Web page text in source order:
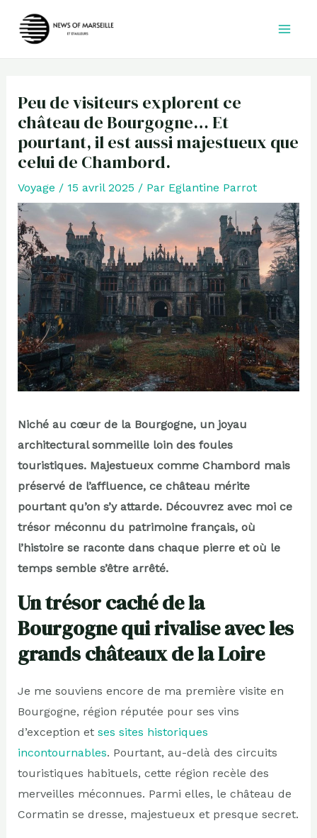
Peu de visiteurs explorent ce
château de Bourgogne… Et
pourtant, il est aussi majestueux que
celui de Chambord.
Voyage / 15 avril 2025 / Par Eglantine Parrot
Niché au cœur de la Bourgogne, un joyau
architectural sommeille loin des foules
touristiques. Majestueux comme Chambord mais
préservé de l’affluence, ce château mérite
pourtant qu’on s’y attarde. Découvrez avec moi ce
trésor méconnu du patrimoine français, où
l’histoire se raconte dans chaque pierre et où le
temps semble s’être arrêté.
Un trésor caché de la
Bourgogne qui rivalise avec les
grands châteaux de la Loire
Je me souviens encore de ma première visite en
Bourgogne, région réputée pour ses vins
d’exception et ses sites historiques
incontournables. Pourtant, au-delà des circuits
touristiques habituels, cette région recèle des
merveilles méconnues. Parmi elles, le château de
Cormatin se dresse, majestueux et presque secret.